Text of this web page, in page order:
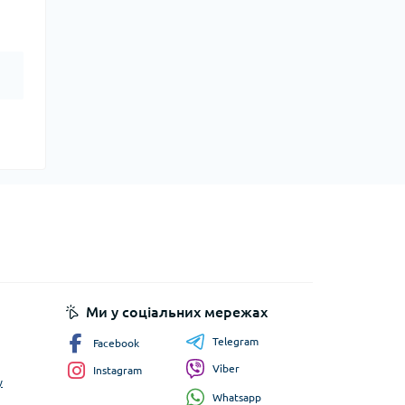
Ми у соціальних мережах
Facebook
Instagram
Telegram
Viber
Whatsapp